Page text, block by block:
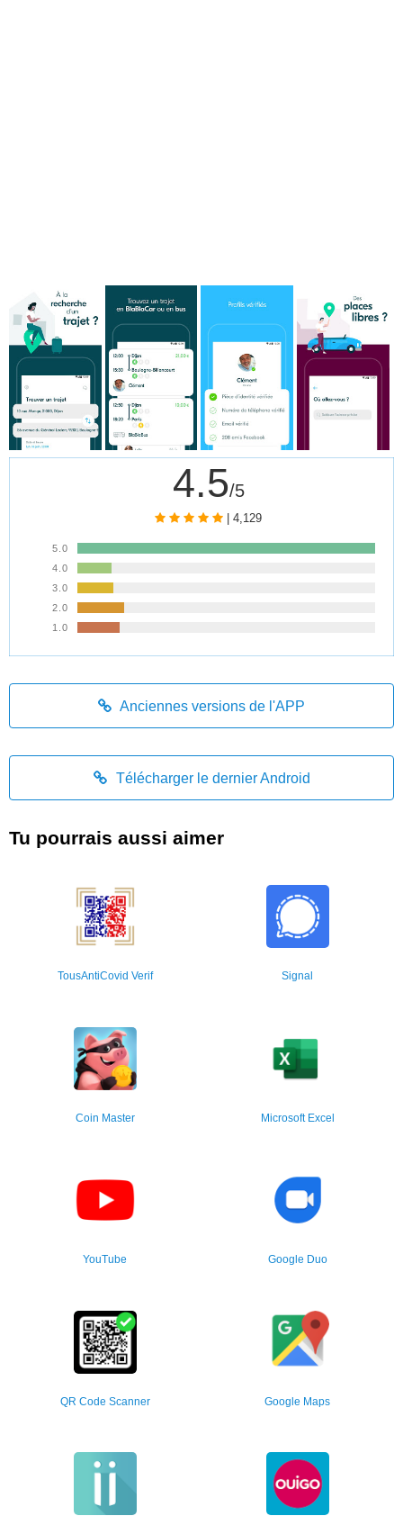
4.5/5
| 4,129
5.0
4.0
3.0
2.0
1.0
Anciennes versions de l'APP
Télécharger le dernier Android
Tu pourrais aussi aimer
TousAntiCovid Verif Signal
Coin Master Microsoft Excel
YouTube Google Duo
QR Code Scanner Google Maps